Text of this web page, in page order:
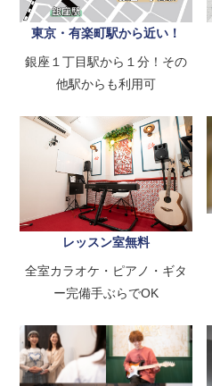
東京・有楽町駅から近い！
銀座１丁目駅から１分！その
他駅からも利用可
レッスン室無料
全室カラオケ・ピアノ・ギタ
ー完備手ぶらでOK